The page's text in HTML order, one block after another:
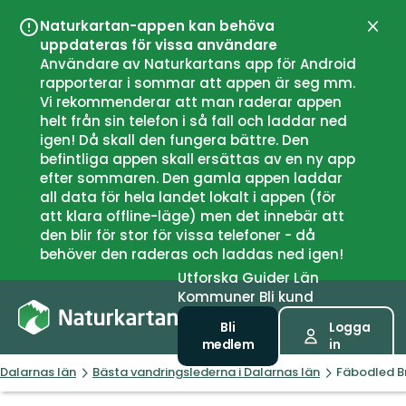
Naturkartan-appen kan behöva
uppdateras för vissa användare
Användare av Naturkartans app för Android
rapporterar i sommar att appen är seg mm.
Vi rekommenderar att man raderar appen
helt från sin telefon i så fall och laddar ned
igen! Då skall den fungera bättre. Den
befintliga appen skall ersättas av en ny app
efter sommaren. Den gamla appen laddar
all data för hela landet lokalt i appen (för
att klara offline-läge) men det innebär att
den blir för stor för vissa telefoner - då
behöver den raderas och laddas ned igen!
UtforskaGuiderLän
Kommuner Bli kund
Bli
medlem
Logga
in
Dalarnas län Bästa vandringslederna i Dalarnas län Fäbodled